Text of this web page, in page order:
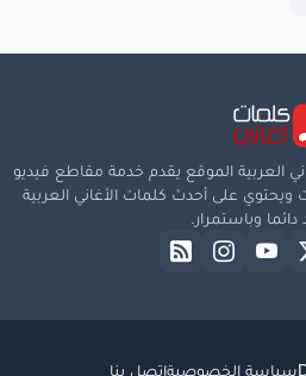
العربية الموقع يقدم خدمة مقاطع فيديو
ويحتوي على أحدث كلمات الأغاني العربية
وباستمرار.
سياسة الخصوصيةاتصل بنا